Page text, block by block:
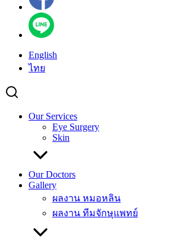
English
ไทย
Our Services
Eye Surgery
Skin
Our Doctors
Gallery
ผลงาน หมอหลิน
ผลงาน ทีมจักษุแพทย์